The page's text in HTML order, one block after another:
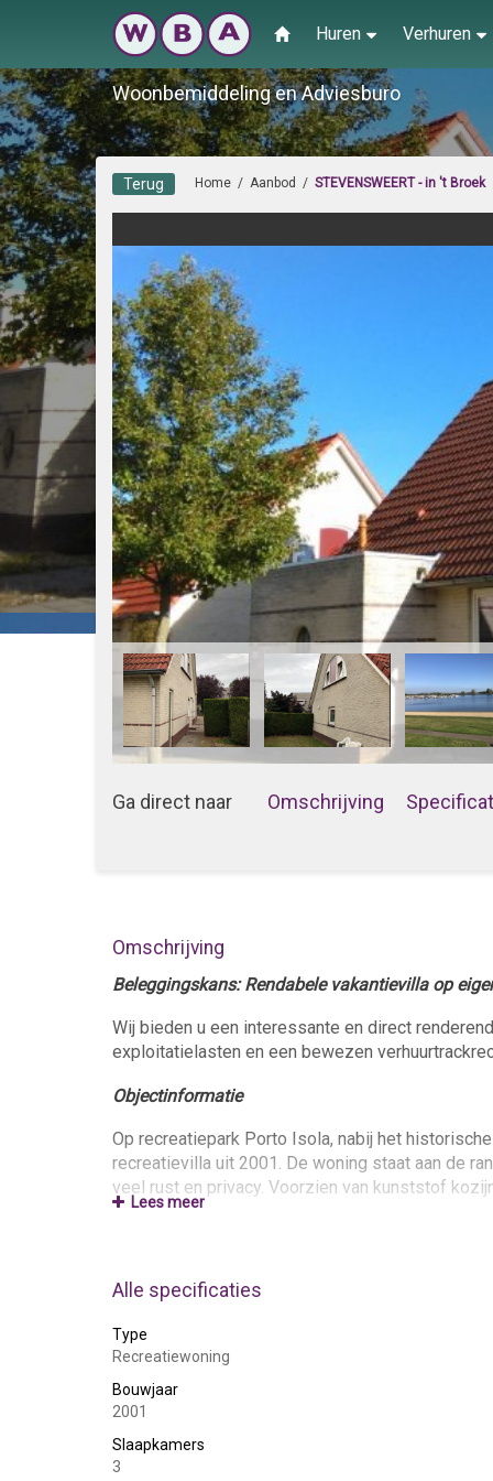
Huren Verhuren
Woonbemiddeling en Adviesburo
Home / Aanbod / STEVENSWEERT - in 't Broek
Terug
Ga direct naar Omschrijving
Omschrijving
Beleggingskans: Rendabele vakantievilla op
Wij bieden u een interessante en direct
exploitatielasten en een bewezen
Objectinformatie
Op recreatiepark Porto Isola, nabij het
recreatievilla uit 2001. De woning staat aan de
veel rust en privacy. Voorzien van kunststof
tot het overdekte terras en de tuin, open keuken
Eerste verdieping: drie slaapkamers, badkamer
Zolder:via vlizotrap bereikbare geïsoleerde
Buiten:oprit, voortuin en royale, privacyrijke
Lees meer
Alle specificaties
Type
Recreatiewoning
Bouwjaar
2001
Slaapkamers
3